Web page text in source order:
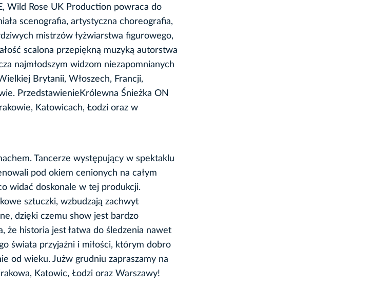
Wild Rose UK Production powraca do
scenografia, artystyczna choreografia,
mistrzów łyżwiarstwa figurowego,
scalona przepiękną muzyką autorstwa
najmłodszym widzom niezapomnianych
Brytanii, Włoszech, Francji,
PrzedstawienieKrólewna Śnieżka ON
Katowicach, Łodzi oraz w
Tancerze występujący w spektaklu
pod okiem cenionych na całym
widać doskonale w tej produkcji.
sztuczki, wzbudzają zachwyt
dzięki czemu show jest bardzo
że historia jest łatwa do śledzenia nawet
świata przyjaźni i miłości, którym dobro
od wieku. Jużw grudniu zapraszamy na
Katowic, Łodzi oraz Warszawy!